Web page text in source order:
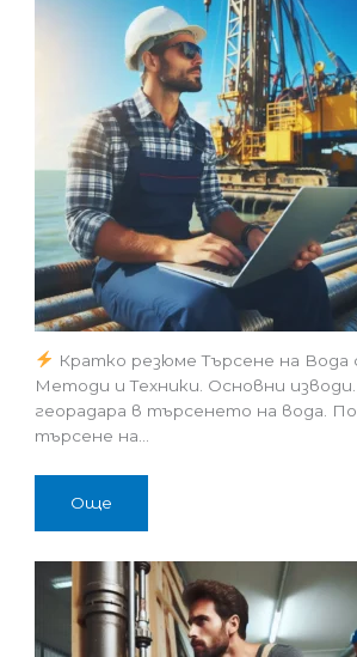
Кратко резюме Търсене на Вода
Методи и Техники. Основни
георадара в търсенето на вода.
търсене на…
Още